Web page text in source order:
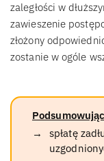
zaległości w
zawieszenie
złożony
zostanie w ogóle
spłatę